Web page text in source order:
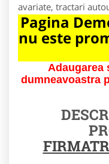
avariate, tractari
Pagina
nu este
Adaugarea
dumneavoastra